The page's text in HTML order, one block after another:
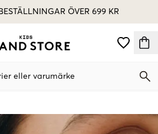
ÖVER 699 KR
eller varumärke